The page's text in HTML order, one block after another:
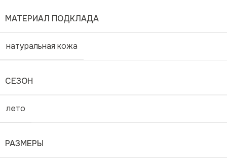
МАТЕРИАЛ ПОДКЛАДА
натуральная кожа
СЕЗОН
лето
РАЗМЕРЫ